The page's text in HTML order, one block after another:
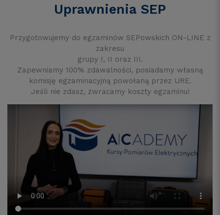
Uprawnienia SEP
Przygotowujemy do egzaminów SEPowskich ON-LINE z
zakresu
grupy I, II oraz III.
Zapewniamy 100% zdawalności, posiadamy własną
komisję egzaminacyjną powołaną przez URE.
Jeśli nie zdasz, zwracamy koszty egzaminu!